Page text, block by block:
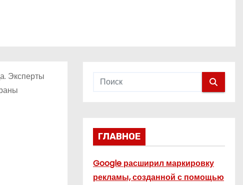
Эксперты
ГЛАВНОЕ
Google расширил маркировку
рекламы, созданной с помощью